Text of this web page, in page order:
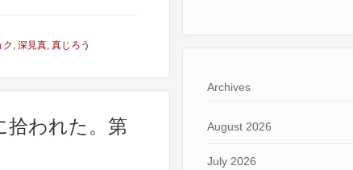
ク , 深見真, 真じろう
拾われた。第
Archives
August 2026
July 2026